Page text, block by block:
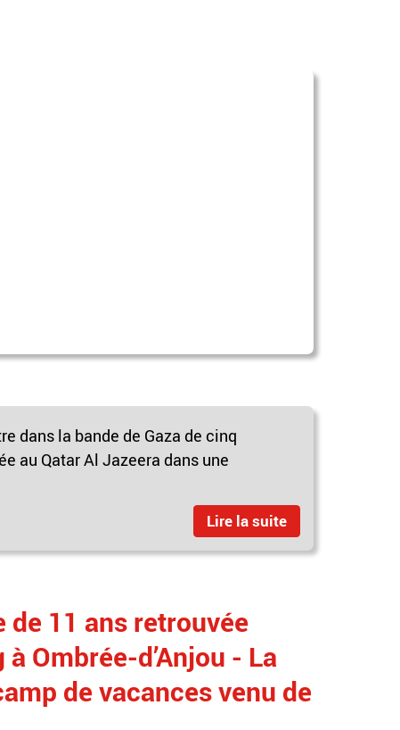
dans la bande de Gaza de cinq
au Qatar Al Jazeera dans une
Lire la suite
11 ans retrouvée
Ombrée-d’Anjou - La
de vacances venu de